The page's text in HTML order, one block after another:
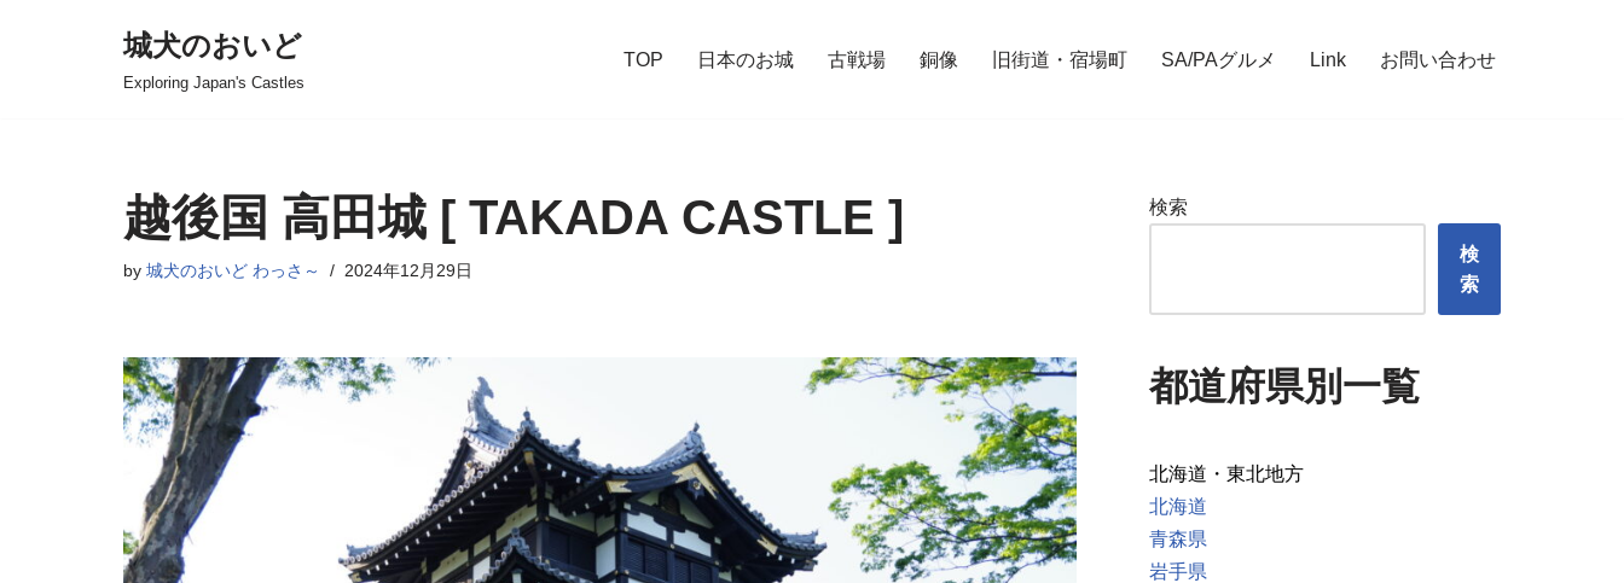
城犬のおいど
Exploring Japan's Castles
TOP 日本のお城 古戦場 銅像 旧街道・宿場町 SA/PAグルメ Link お問い合わせ
越後国 高田城 [ TAKADA CASTLE ]
by 城犬のおいど わっさ～ 2024年12月29日
検索
検
索
都道府県別一覧
北海道・東北地方
北海道
青森県
岩手県